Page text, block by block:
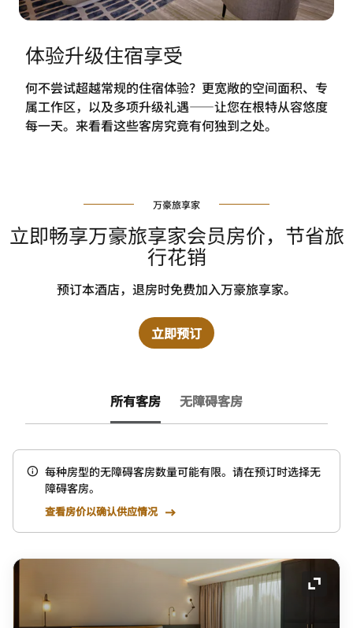
体验升级住宿享受
何不尝试超越常规的住宿体验？更宽敞的空间面积、专
属工作区，以及多项升级礼遇——让您在根特从容悠度
每一天。来看看这些客房究竟有何独到之处。
万豪旅享家
立即畅享万豪旅享家会员房价，节省旅
行花销
预订本酒店，退房时免费加入万豪旅享家。
立即预订
所有客房 无障碍客房
每种房型的无障碍客房数量可能有限。请在预订时选择无
障碍客房。
查看房价以确认供应情况
展开